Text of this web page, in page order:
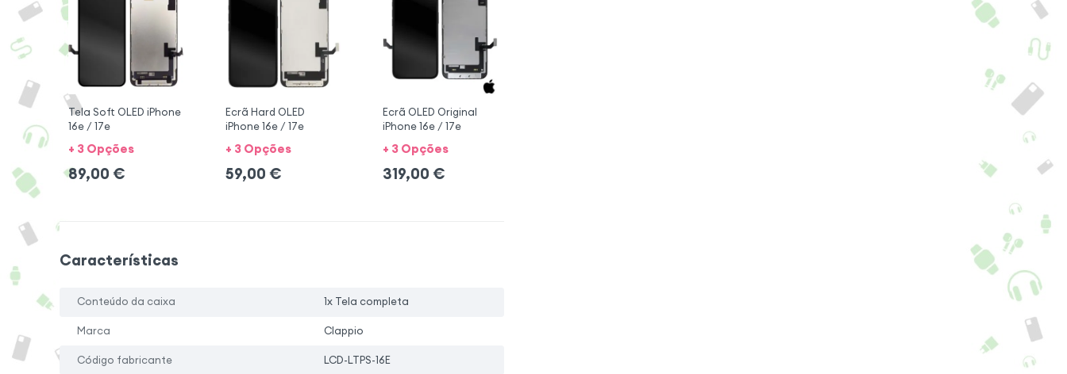
Tela Soft OLED iPhone
16e / 17e
+ 3 Opções
89,00 €
Ecrã Hard OLED
iPhone 16e / 17e
+ 3 Opções
59,00 €
Ecrã OLED Original
iPhone 16e / 17e
+ 3 Opções
319,00 €
Características
Conteúdo da caixa 1x Tela completa
Marca Clappio
Código fabricante LCD-LTPS-16E